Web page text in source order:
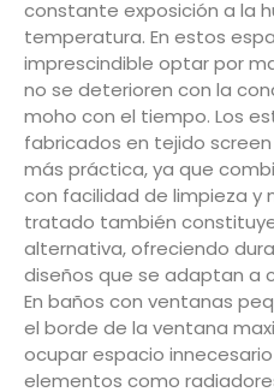
constante exposición a la
temperatura. En estos
imprescindible optar por
no se deterioren con la
moho con el tiempo. Los
fabricados en tejido
más práctica, ya que
con facilidad de limpieza y
tratado también
alternativa, ofreciendo
diseños que se adaptan a
En baños con ventanas
el borde de la ventana
ocupar espacio
elementos como